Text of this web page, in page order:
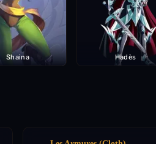
Shaina Hadès